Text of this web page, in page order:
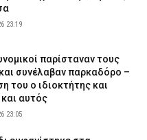
διέρρηξαν ΙΧ και άρπαξαν
ευρώ
Σάββατο – Ποιες περιοχές
23:19
παρίσταναν τους
συνέλαβαν παρκαδόρο –
του ο ιδιοκτήτης και
αυτός
23:05